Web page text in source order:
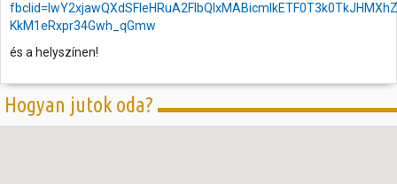
KkM1eRxpr34Gwh_qGmw
és a helyszínen!
Hogyan jutok oda?